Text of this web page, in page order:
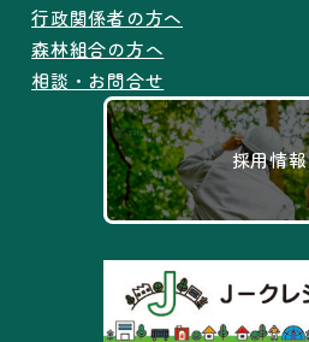
行政関係者の方へ
森林組合の方へ
相談・お問合せ
採用情報